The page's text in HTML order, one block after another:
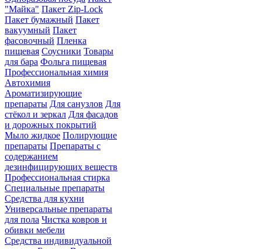
"Майка" Пакет Zip-Lock
Пакет бумажный Пакет
вакуумный Пакет
фасовочный Пленка
пищевая Соусники Товары
для бара Фольга пищевая
Профессиональная химия
Автохимия
Ароматизирующие
препараты Для санузлов Для
стёкол и зеркал Для фасадов
и дорожных покрытий
Мыло жидкое Полирующие
препараты Препараты с
содержанием
дезинфицирующих веществ
Профессиональная стирка
Специальные препараты
Средства для кухни
Универсальные препараты
для пола Чистка ковров и
обивки мебели
Средства индивидуальной